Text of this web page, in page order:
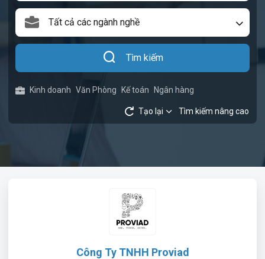
Tất cả các ngành nghề
Tìm kiếm
Kinh doanh Văn Phòng Kế toán Ngân hàng
Tạo lại Tìm kiếm nâng cao
Công Ty TNHH Proviad